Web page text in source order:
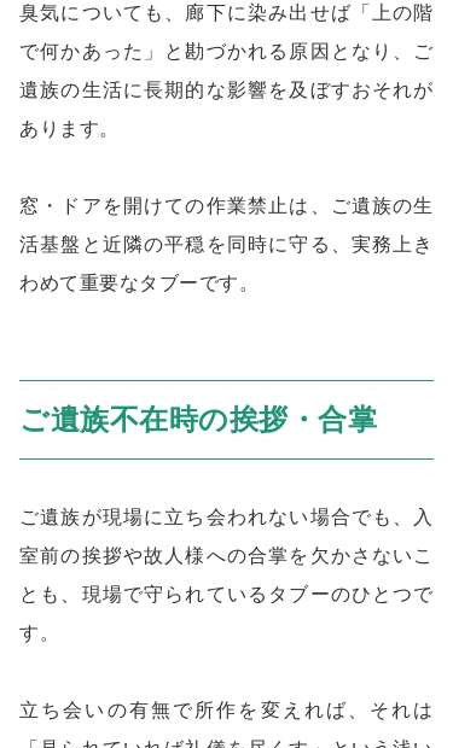
臭気についても、廊下に染み出せば「上の階
で何かあった」と勘づかれる原因となり、ご
遺族の生活に長期的な影響を及ぼすおそれが
あります。
窓・ドアを開けての作業禁止は、ご遺族の生
活基盤と近隣の平穏を同時に守る、実務上き
わめて重要なタブーです。
ご遺族不在時の挨拶・合掌
ご遺族が現場に立ち会われない場合でも、入
室前の挨拶や故人様への合掌を欠かさないこ
とも、現場で守られているタブーのひとつで
す。
立ち会いの有無で所作を変えれば、それは